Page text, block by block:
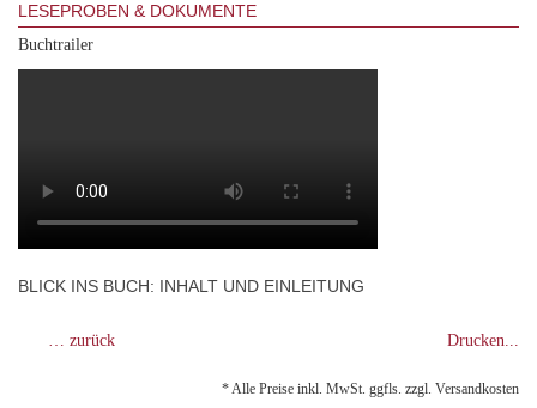
LESEPROBEN & DOKUMENTE
Buchtrailer
BLICK INS BUCH: INHALT UND EINLEITUNG
… zurück Drucken...
* Alle Preise inkl. MwSt. ggfls. zzgl. Versandkosten